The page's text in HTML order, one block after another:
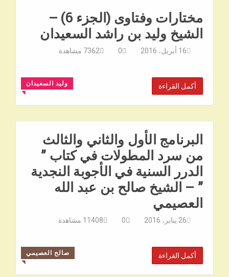
مختارات وفتاوى (الجزء 6) –
الشيخ وليد بن راشد السعيدان
16 أبريل، 2016 0
7362 مشاهدة
وليد السعيدان
◥
أكمل القراءة
البرنامج الأول والثاني والثالث
من سرد المطولات في كتاب ”
الدرر السنية في الأجوبة النجدية
” – الشيخ صالح بن عبد الله
العصيمي
26 يناير، 2016 0
11408 مشاهدة
صالح العصيمي
◥
أكمل القراءة